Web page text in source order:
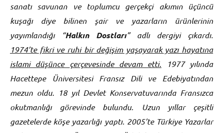
sanatı savunan ve toplumcu gerçekçi akımın üçüncü
kuşağı diye bilinen şair ve yazarların ürünlerinin
yayımlandığı “Halkın Dostları” adlı dergiyi çıkardı.
1974’te fikri ve ruhi bir değişim yaşayarak yazı hayatına
islami düşünce çerçevesinde devam etti. 1977 yılında
Hacettepe Üniversitesi Fransız Dili ve Edebiyatından
mezun oldu. 18 yıl Devlet Konservatuvarında Fransızca
okutmanlığı görevinde bulundu. Uzun yıllar çeşitli
gazetelerde köşe yazarlığı yaptı. 2005’te Türkiye Yazarlar